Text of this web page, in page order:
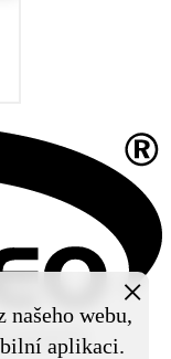
webu,
aplikaci.
×